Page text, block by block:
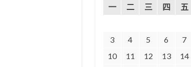
一 二 三 四 五
3
4 5 6 7
10
11 12 13 14